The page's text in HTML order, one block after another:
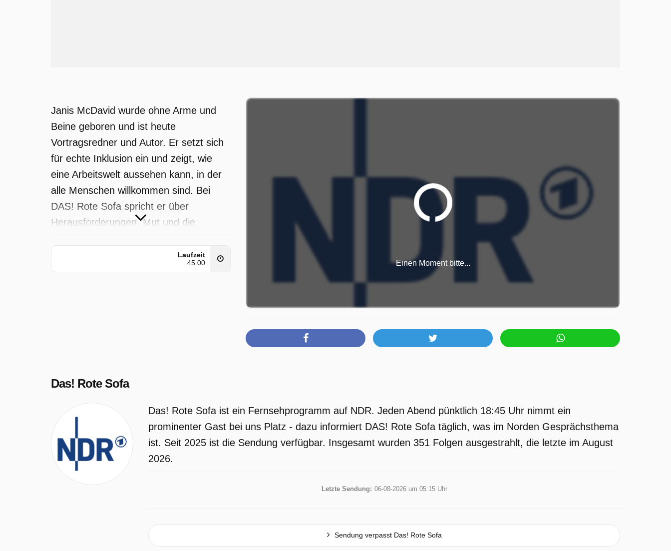
Janis McDavid wurde ohne Arme und
Beine geboren und ist heute
Vortragsredner und Autor. Er setzt sich
für echte Inklusion ein und zeigt, wie
eine Arbeitswelt aussehen kann, in der
alle Menschen willkommen sind. Bei
DAS! Rote Sofa spricht er über
Herausforderungen, Mut und die
Das! Rote Sofa wurde auf NDR
Laufzeit
45:00
Einen Moment bitte...
Das! Rote Sofa
Das! Rote Sofa ist ein Fernsehprogramm auf NDR. Jeden Abend pünktlich 18:45 Uhr nimmt ein
prominenter Gast bei uns Platz - dazu informiert DAS! Rote Sofa täglich, was im Norden Gesprächsthema
ist. Seit 2025 ist die Sendung verfügbar. Insgesamt wurden 351 Folgen ausgestrahlt, die letzte im August
2026.
Letzte Sendung: 06-08-2026 um 05:15 Uhr
Sendung verpasst Das! Rote Sofa